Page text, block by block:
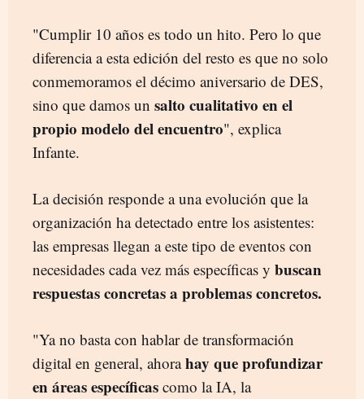
"Cumplir 10 años es todo un hito. Pero lo que
diferencia a esta edición del resto es que no solo
conmemoramos el décimo aniversario de DES,
sino que damos un salto cualitativo en el
propio modelo del encuentro", explica
Infante.
La decisión responde a una evolución que la
organización ha detectado entre los asistentes:
las empresas llegan a este tipo de eventos con
necesidades cada vez más específicas y buscan
respuestas concretas a problemas concretos.
"Ya no basta con hablar de transformación
digital en general, ahorahay que profundizar
en áreas específicas como la IA, la